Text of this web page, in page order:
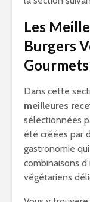
Les
Burgers
Gourmets
Dans cette
meilleures
sélectionnées
été créées par
gastronomie
combinaisons
végétariens